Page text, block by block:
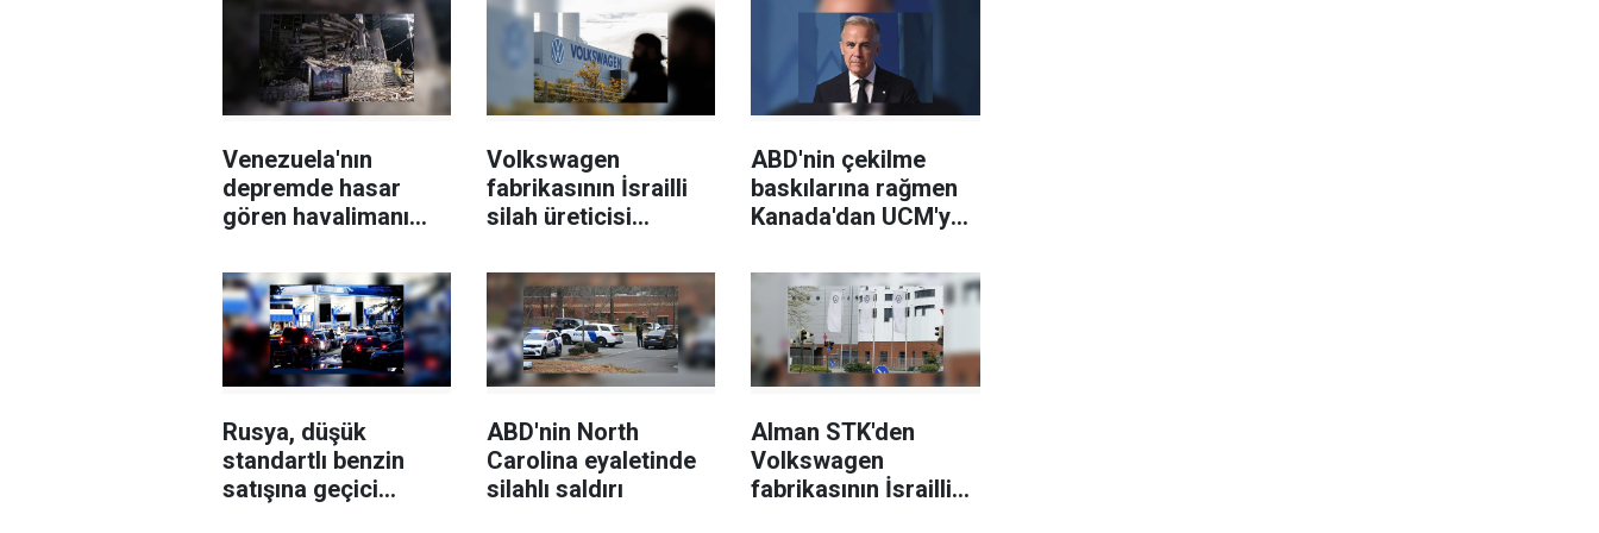
Venezuela'nın
depremde hasar
gören havalimanı
açılıyor
Volkswagen
fabrikasının İsrailli
silah üreticisi
devredilmesi planına
tepki
ABD'nin çekilme
baskılarına rağmen
Kanada'dan UCM'ye
Rusya, düşük
standartlı benzin
satışına geçici
ABD'nin North
Carolina eyaletinde
silahlı saldırı
Alman STK'den
Volkswagen
fabrikasının İsrailli